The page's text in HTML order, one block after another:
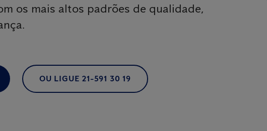
os mais altos padrões de qualidade,
OU LIGUE 21-591 30 19